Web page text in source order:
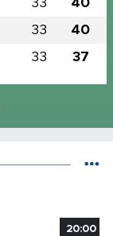
33 40
33 40
33 37
20:00